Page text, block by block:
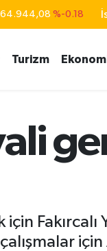
47,7436 %0.18
64,4811 %0.38
64.944,08 %-0.18
Turizm
Fakırcalı